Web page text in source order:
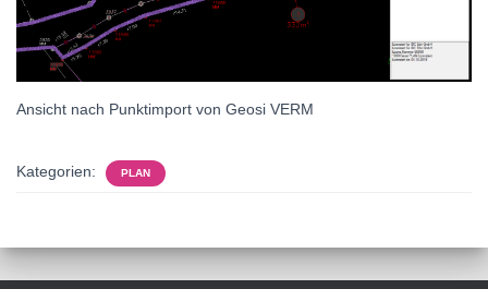
Ansicht nach Punktimport von Geosi VERM
Kategorien: PLAN